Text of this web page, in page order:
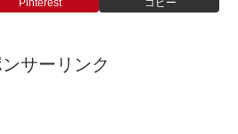
Pinterest コピー
ンサーリンク